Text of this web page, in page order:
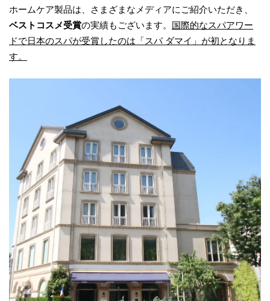
ホームケア製品は、さまざまなメディアにご紹介いただき、
ベストコスメ受賞の実績もございます。 国際的なスパアワー
ドで日本のスパが受賞したのは「スパ ダマイ」が初となりま
す。